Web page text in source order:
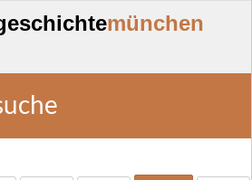
münchen